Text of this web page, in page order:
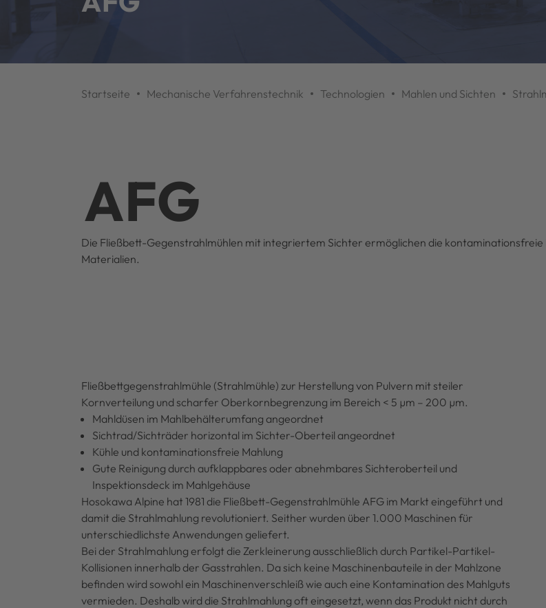
Startseite Mechanische Verfahrenstechnik Technologien Mahlen und Sichten
AFG
Die Fließbett-Gegenstrahlmühlen mit integriertem Sichter ermöglichen die
Materialien.
Fließbettgegenstrahlmühle (Strahlmühle) zur Herstellung von Pulvern mit steiler
Kornverteilung und scharfer Oberkornbegrenzung im Bereich < 5 µm – 200 µm.
Mahldüsen im Mahlbehälterumfang angeordnet
Sichtrad/Sichträder horizontal im Sichter-Oberteil angeordnet
Kühle und kontaminationsfreie Mahlung
Gute Reinigung durch aufklappbares oder abnehmbares Sichteroberteil und
Inspektionsdeck im Mahlgehäuse
Hosokawa Alpine hat 1981 die Fließbett-Gegenstrahlmühle AFG im Markt eingeführt und
damit die Strahlmahlung revolutioniert. Seither wurden über 1.000 Maschinen für
unterschiedlichste Anwendungen geliefert.
Bei der Strahlmahlung erfolgt die Zerkleinerung ausschließlich durch Partikel-Partikel-
Kollisionen innerhalb der Gasstrahlen. Da sich keine Maschinenbauteile in der Mahlzone
befinden wird sowohl ein Maschinenverschleiß wie auch eine Kontamination des Mahlguts
vermieden. Deshalb wird die Strahlmahlung oft eingesetzt, wenn das Produkt nicht durch